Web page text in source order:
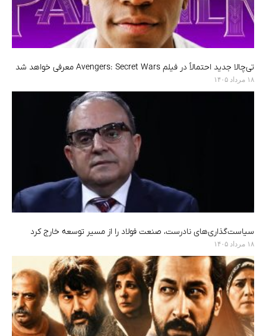
تی‌چالا جدید احتمالاً در فیلم Avengers: Secret Wars معرفی خواهد شد
۱۸ مرداد ۱۴۰۵
سیاست‌گذاری‌های نادرست، صنعت فولاد را از مسیر توسعه خارج کرد
۱۸ مرداد ۱۴۰۵